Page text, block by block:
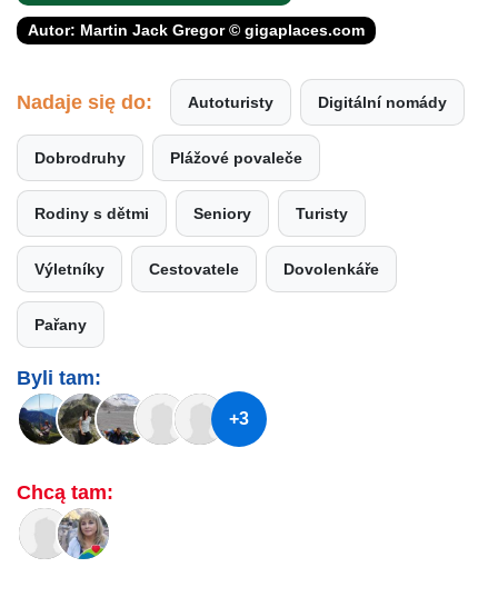
Autor: Martin Jack Gregor © gigaplaces.com
Nadaje się do: Autoturisty Digitální nomády
Dobrodruhy Plážové povaleče
Rodiny s dětmi Seniory Turisty
Výletníky Cestovatele Dovolenkáře
Pařany
Byli tam:
+3
Chcą tam: